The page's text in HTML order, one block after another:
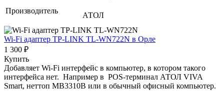
Производитель
АТОЛ
Wi-Fi адаптер TP-LINK TL-WN722N в Орле
1 300 ₽
Купить
Добавляет Wi-Fi интерфейс в компьютер, в котором такого
интерфейса нет. Например в POS-терминал АТОЛ VIVA
Smart, неттоп MB3310B или в обычный офисный компьютер.